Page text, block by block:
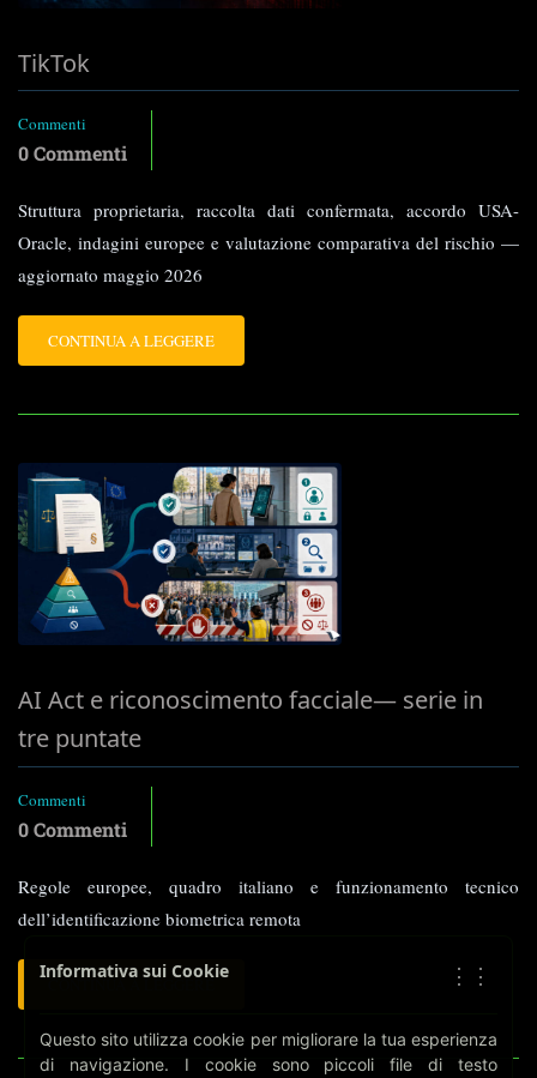
TikTok
Commenti
0 Commenti
Struttura proprietaria, raccolta dati confermata, accordo USA-
Oracle, indagini europee e valutazione comparativa del rischio —
aggiornato maggio 2026
LEGGI
TUTTO
TIKTOK
CONTINUA A LEGGERE
AI Act e riconoscimento facciale— serie in
tre puntate
Commenti
0 Commenti
Regole europee, quadro italiano e funzionamento tecnico
dell’identificazione biometrica remota
LEGGI
SU
AI
CONTINUA A LEGGERE
Informativa sui Cookie ⋮⋮
Questo sito utilizza cookie per migliorare la tua esperienza
di navigazione. I cookie sono piccoli file di testo